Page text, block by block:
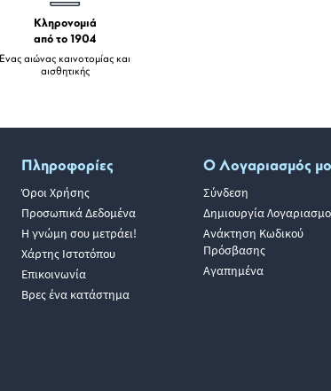
Κληρονομιά
από το 1904
Ένας αιώνας καινοτομίας και
αισθητικής
Πληροφορίες
Όροι Χρήσης
Προσωπικά Δεδομένα
Η γνώμη σου μετράει!
Χάρτης Ιστοτόπου
Επικοινωνία
Βρες ένα κατάστημα
Ο Λογαριασμός
Σύνδεση
Δημιουργία
Ανάκτηση Κωδικού
Πρόσβασης
Αγαπημένα